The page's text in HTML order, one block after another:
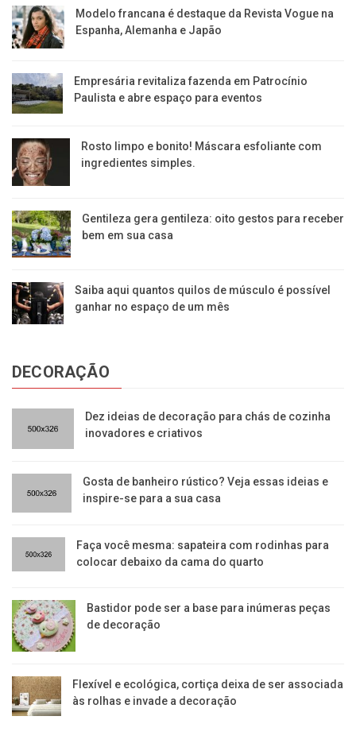
Modelo francana é destaque da Revista Vogue na
Espanha, Alemanha e Japão
Empresária revitaliza fazenda em Patrocínio
Paulista e abre espaço para eventos
Rosto limpo e bonito! Máscara esfoliante com
ingredientes simples.
Gentileza gera gentileza: oito gestos para receber
bem em sua casa
Saiba aqui quantos quilos de músculo é possível
ganhar no espaço de um mês
DECORAÇÃO
Dez ideias de decoração para chás de cozinha
inovadores e criativos
Gosta de banheiro rústico? Veja essas ideias e
inspire-se para a sua casa
Faça você mesma: sapateira com rodinhas para
colocar debaixo da cama do quarto
Bastidor pode ser a base para inúmeras peças
de decoração
Flexível e ecológica, cortiça deixa de ser associada
às rolhas e invade a decoração